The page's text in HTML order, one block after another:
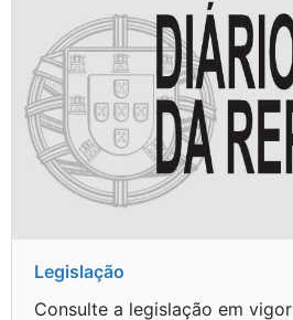
Legislação
Consulte a legislação em vigor